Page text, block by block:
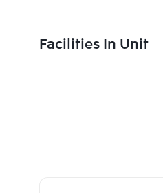
Facilities In Unit